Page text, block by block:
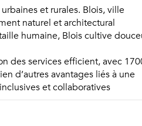
et rurales. Blois, ville
naturel et architectural
humaine, Blois cultive
des services efficient, avec
d’autres avantages liés à une
et collaboratives